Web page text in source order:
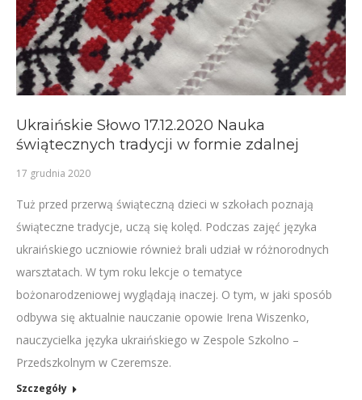
Ukraińskie Słowo 17.12.2020 Nauka
świątecznych tradycji w formie zdalnej
17 grudnia 2020
Tuż przed przerwą świąteczną dzieci w szkołach poznają
świąteczne tradycje, uczą się kolęd. Podczas zajęć języka
ukraińskiego uczniowie również brali udział w różnorodnych
warsztatach. W tym roku lekcje o tematyce
bożonarodzeniowej wyglądają inaczej. O tym, w jaki sposób
odbywa się aktualnie nauczanie opowie Irena Wiszenko,
nauczycielka języka ukraińskiego w Zespole Szkolno –
Przedszkolnym w Czeremsze.
Szczegóły